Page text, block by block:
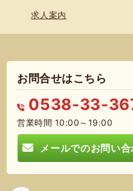
求人案内
お問合せはこちら
0538-33-
営業時間 10:00～19:00
メールでのお問い合